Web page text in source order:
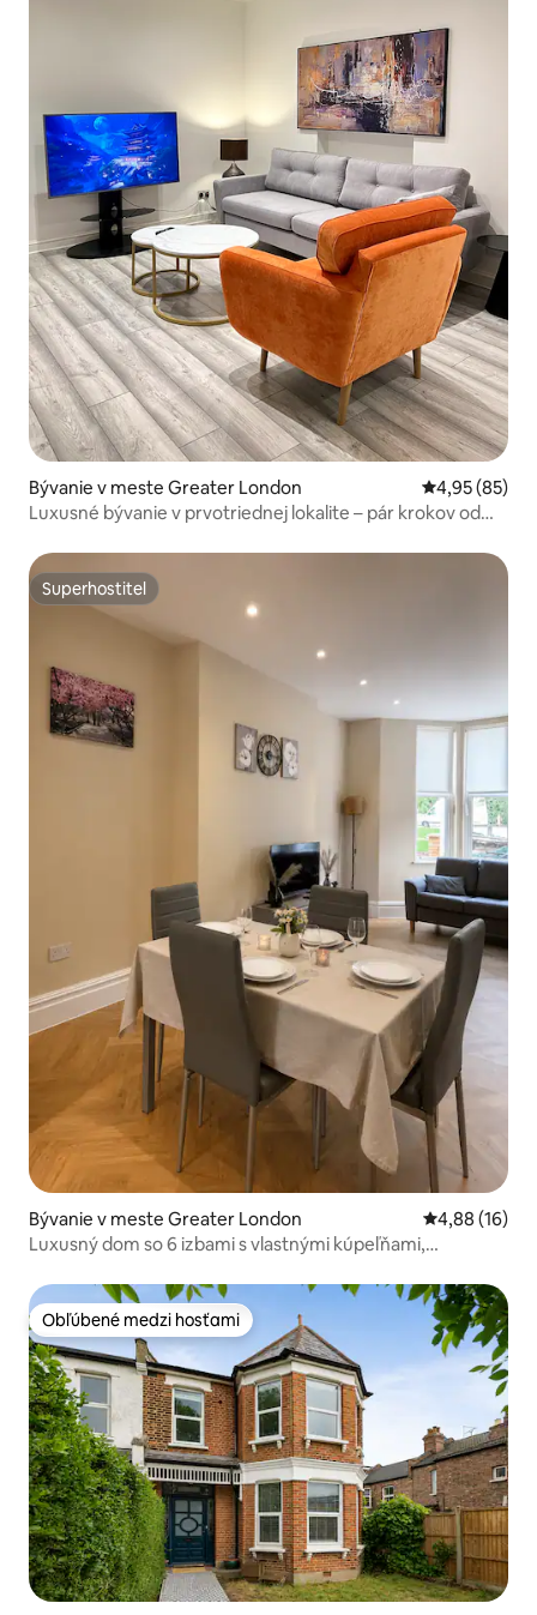
Bývanie v meste Greater London Priemerné
4,95 (85)
Luxusné bývanie v prvotriednej lokalite – pár krokov od
Superhostiteľ
Superhostiteľ
Bývanie v meste Greater London Priemerné
4,88 (16)
Luxusný dom so 6 izbami s vlastnými kúpeľňami,
Obľúbené medzi hosťami
Obľúbené medzi hosťami